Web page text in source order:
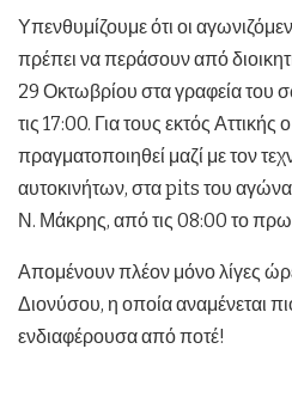
Υπενθυμίζουμε ότι οι
πρέπει να περάσουν από
29 Οκτωβρίου στα γραφεία του
τις 17:00. Για τους εκτός Αττικής
πραγματοποιηθεί μαζί με τον
αυτοκινήτων, στα pits του
Ν. Μάκρης, από τις 08:00 το
Απομένουν πλέον μόνο λίγες
Διονύσου, η οποία αναμένεται
ενδιαφέρουσα από ποτέ!